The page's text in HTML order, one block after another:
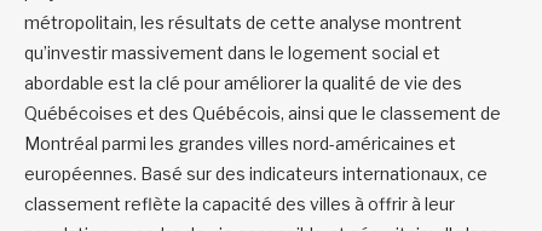
métropolitain, les résultats de cette analyse montrent
qu’investir massivement dans le logement social et
abordable est la clé pour améliorer la qualité de vie des
Québécoises et des Québécois, ainsi que le classement de
Montréal parmi les grandes villes nord-américaines et
européennes. Basé sur des indicateurs internationaux, ce
classement reflète la capacité des villes à offrir à leur